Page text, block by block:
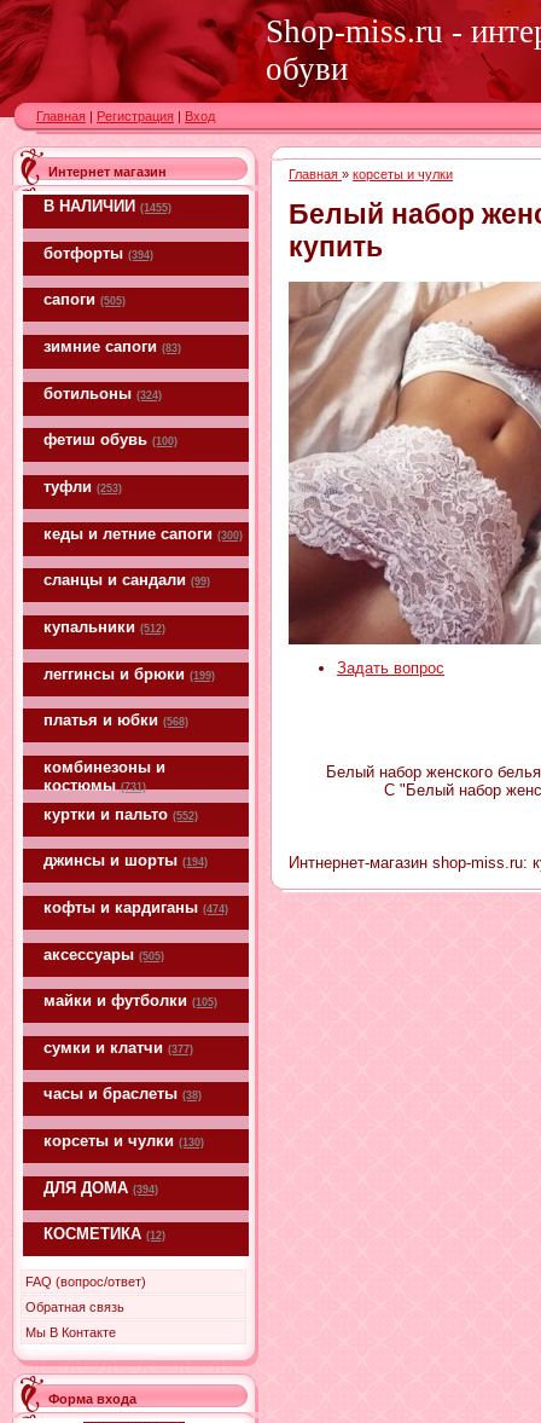
Shop-miss.ru -
обуви
Главная | Регистрация | Вход
Интернет магазин
В НАЛИЧИИ (1455)
ботфорты (394)
сапоги (505)
зимние сапоги (83)
ботильоны (324)
фетиш обувь (100)
туфли (253)
кеды и летние сапоги (300)
сланцы и сандали (99)
купальники (512)
леггинсы и брюки (199)
платья и юбки (568)
комбинезоны и
костюмы (731)
куртки и пальто (552)
джинсы и шорты (194)
кофты и кардиганы (474)
аксессуары (505)
майки и футболки (105)
сумки и клатчи (377)
часы и браслеты (38)
корсеты и чулки (130)
ДЛЯ ДОМА (394)
КОСМЕТИКА (12)
FAQ (вопрос/ответ)
Обратная связь
Мы В Контакте
Форма входа
Главная » корсеты и чулки
Белый набор
купить
Задать вопрос
Белый набор женского
С "Белый набор
Интнернет-магазин shop-miss.ru: